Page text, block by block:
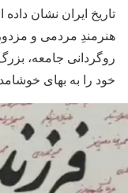
تاریخ ایران نشان
هنرمندِ مردمی و
روگردانی جامعه،
خود را به بهای